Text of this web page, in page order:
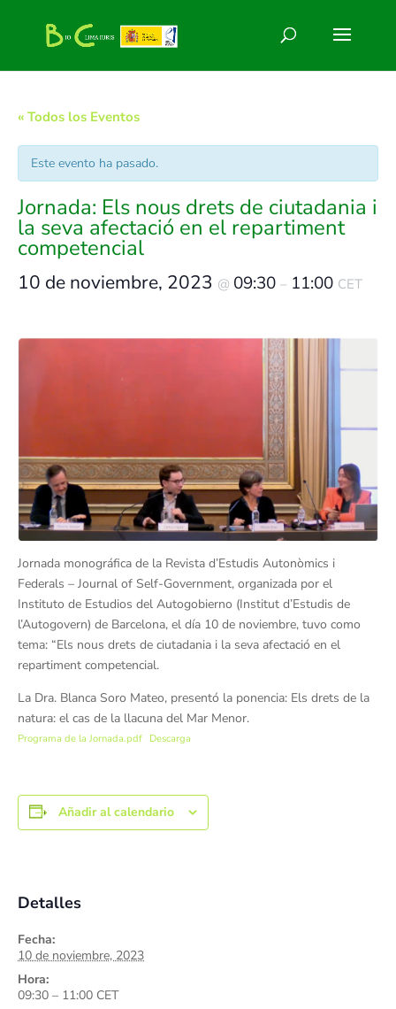
« Todos los Eventos
Este evento ha pasado.
Jornada: Els nous drets de ciutadania i
la seva afectació en el repartiment
competencial
10 de noviembre, 2023 @ 09:30 – 11:00 CET
Jornada monográfica de la Revista d’Estudis Autonòmics i
Federals – Journal of Self-Government, organizada por el
Instituto de Estudios del Autogobierno (Institut d’Estudis de
l’Autogovern) de Barcelona, el día 10 de noviembre, tuvo como
tema: “Els nous drets de ciutadania i la seva afectació en el
repartiment competencial.
La Dra. Blanca Soro Mateo, presentó la ponencia: Els drets de la
natura: el cas de la llacuna del Mar Menor.
Programa de la Jornada.pdf Descarga
Añadir al calendario
Detalles
Fecha:
10 de noviembre, 2023
Hora:
09:30 – 11:00 CET